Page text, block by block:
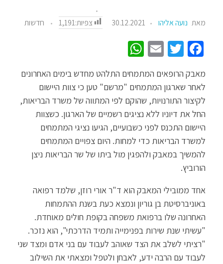
מאת נועה אליהו 30.12.2021 צפיות:1,191 חדשות
Fa
b
o
o
k
T
tt
er
E
ail
at
sA
p
p
מאבק הרופאים המתמחים התלהט מחדש בימים האחרונים
לאחר שארגון המתמחים "מרשם" טען כי צוות היישום
לקיצור התורנויות, שהוקם לפי המתווה של משרד הבריאות,
החל את דיוניו ללא נציגים רשמיים של הארגון. כשצוות
היישום התכנס לפני כשבועיים, הגיעו נציגי המתמחים
למשרד הבריאות כדי למחות. היום צפויים המתמחים
להמשיך במאבק ולהפגין מול ביתו של שר הבריאות ניצן
הורוביץ.
אחד ממובילי המאבק הוא ד"ראורי רוזן, שלמד רפואה
באוניברסיטת בן גוריון ונמצא כעת בשנת ההתמחות
האחרונה שלו ברפואת משפחה בקופת חולים מאוחדת.
"עשיתי שנת שירות בפנימייה ותמיד הדרכתי", הוא נזכר.
"רציתי לשלב את הצד שאוהב לעבוד עם בני אדם ומצד שני
לעבוד עם הרבה ידע, לאבחן ולטפל ומצאתי את השילוב